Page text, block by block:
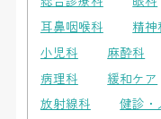
耳鼻咽喉科
精神
小児科
麻酔科
病理科
緩和ケア
放射線科
健診・